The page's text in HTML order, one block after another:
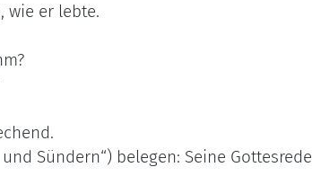
wie er lebte.
Sündern“) belegen: Seine Gottesrede